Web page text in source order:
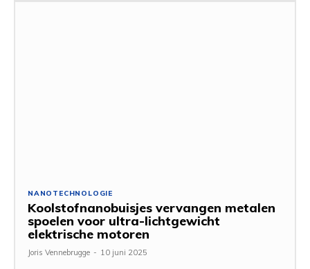
NANOTECHNOLOGIE
Koolstofnanobuisjes vervangen metalen
spoelen voor ultra-lichtgewicht
elektrische motoren
Joris Vennebrugge - 10 juni 2025